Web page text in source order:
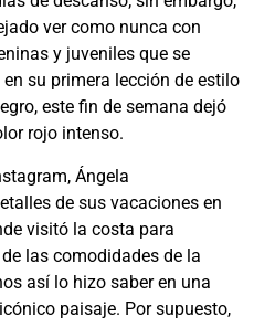
ver como nunca con
y juveniles que se
su primera lección de estilo
este fin de semana dejó
rojo intenso.
Ángela
de sus vacaciones en
visitó la costa para
las comodidades de la
así lo hizo saber en una
paisaje. Por supuesto,